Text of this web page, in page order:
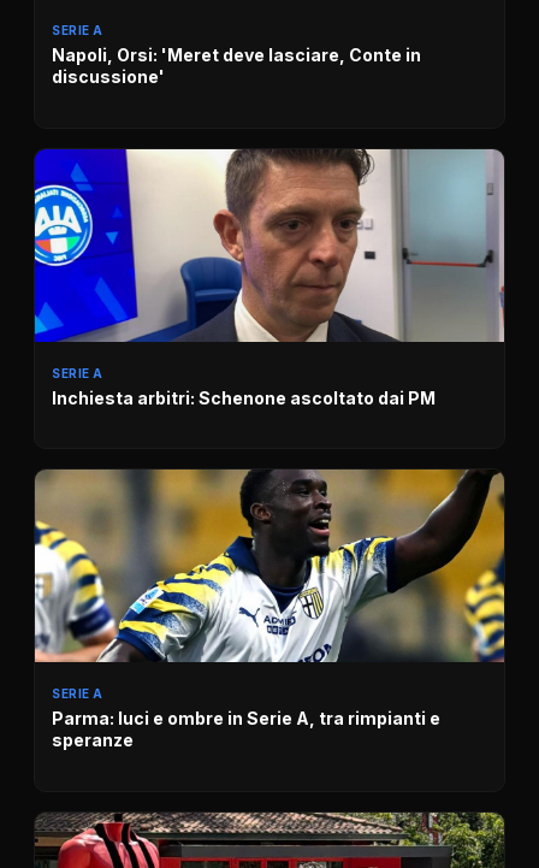
SERIE A
Napoli, Orsi: 'Meret deve lasciare, Conte in
discussione'
SERIE A
Inchiesta arbitri: Schenone ascoltato dai PM
SERIE A
Parma: luci e ombre in Serie A, tra rimpianti e
speranze